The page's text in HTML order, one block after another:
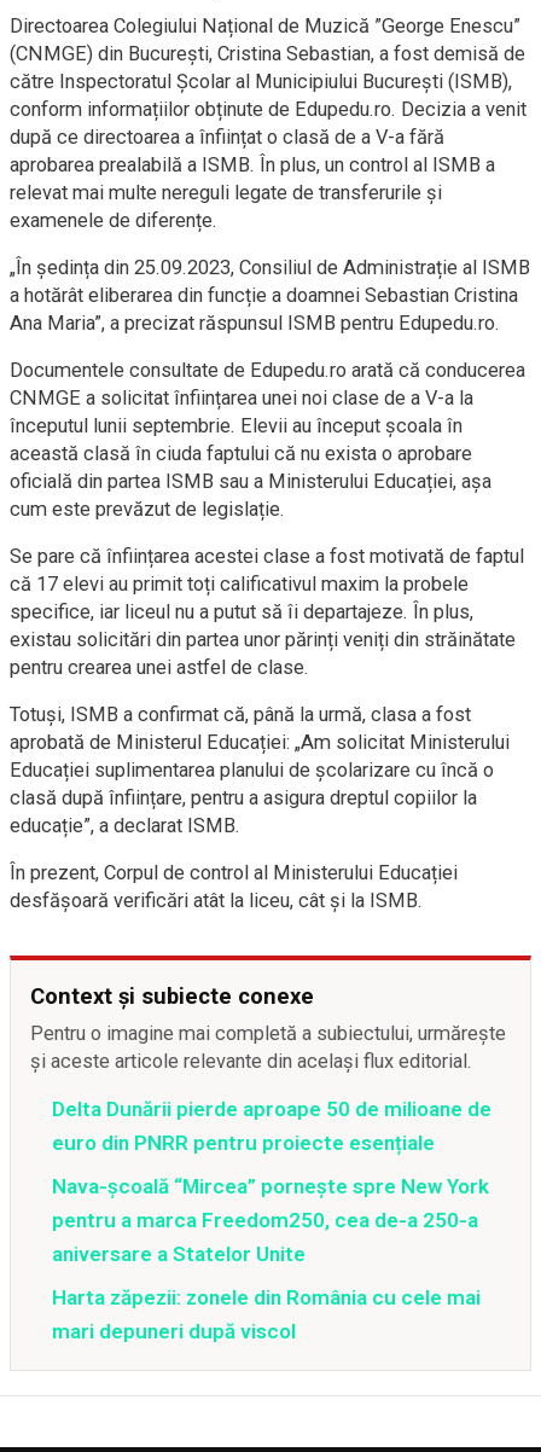
Directoarea Colegiului Național de Muzică ”George Enescu”
(CNMGE) din București, Cristina Sebastian, a fost demisă de
către Inspectoratul Școlar al Municipiului București (ISMB),
conform informațiilor obținute de Edupedu.ro. Decizia a venit
după ce directoarea a înființat o clasă de a V-a fără
aprobarea prealabilă a ISMB. În plus, un control al ISMB a
relevat mai multe nereguli legate de transferurile și
examenele de diferențe.
„În ședința din 25.09.2023, Consiliul de Administrație al ISMB
a hotărât eliberarea din funcție a doamnei Sebastian Cristina
Ana Maria”, a precizat răspunsul ISMB pentru Edupedu.ro.
Documentele consultate de Edupedu.ro arată că conducerea
CNMGE a solicitat înființarea unei noi clase de a V-a la
începutul lunii septembrie. Elevii au început școala în
această clasă în ciuda faptului că nu exista o aprobare
oficială din partea ISMB sau a Ministerului Educației, așa
cum este prevăzut de legislație.
Se pare că înființarea acestei clase a fost motivată de faptul
că 17 elevi au primit toți calificativul maxim la probele
specifice, iar liceul nu a putut să îi departajeze. În plus,
existau solicitări din partea unor părinți veniți din străinătate
pentru crearea unei astfel de clase.
Totuși, ISMB a confirmat că, până la urmă, clasa a fost
aprobată de Ministerul Educației: „Am solicitat Ministerului
Educației suplimentarea planului de școlarizare cu încă o
clasă după înființare, pentru a asigura dreptul copiilor la
educație”, a declarat ISMB.
În prezent, Corpul de control al Ministerului Educației
desfășoară verificări atât la liceu, cât și la ISMB.
Context și subiecte conexe
Pentru o imagine mai completă a subiectului, urmărește
și aceste articole relevante din același flux editorial.
Delta Dunării pierde aproape 50 de milioane de
euro din PNRR pentru proiecte esențiale
Nava-școală “Mircea” pornește spre New York
pentru a marca Freedom250, cea de-a 250-a
aniversare a Statelor Unite
Harta zăpezii: zonele din România cu cele mai
mari depuneri după viscol